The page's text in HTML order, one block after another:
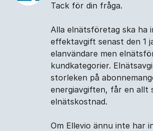
Tack för din fråga.
Alla elnätsföretag ska ha
effektavgift senast den 1
elanvändare men
kundkategorier.
storleken på
energiavgiften, får en allt
elnätskostnad.
Om Ellevio ännu inte har